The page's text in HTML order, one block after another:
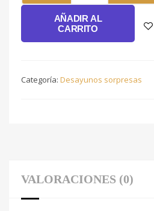
cantidad
AÑADIR AL
CARRITO
Categoría: Desayunos sorpresas
VALORACIONES (0)